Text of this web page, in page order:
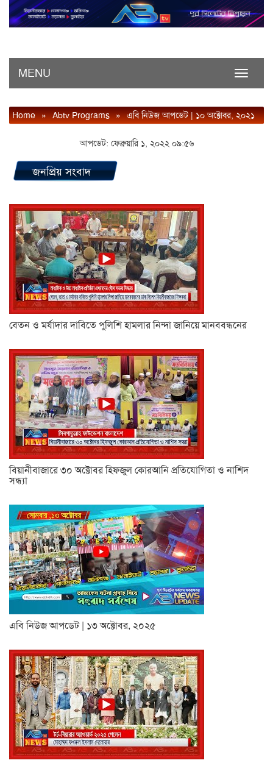
Toggle
MENU
Home » Abtv Programs » এবি নিউজ আপডেট | ১০ অক্টোবর, ২০২১
আপডেট: ফেব্রুয়ারি ১, ২০২২ ০৯:৫৬
জনপ্রিয় সংবাদ
বেতন ও মর্যাদার দাবিতে পুলিশি হামলার নিন্দা জানিয়ে মানববন্ধনের
বিয়ানীবাজারে ৩০ অক্টোবর হিফজুল কোরআনি প্রতিযোগিতা ও নাশিদ
সন্ধ্যা
এবি নিউজ আপডেট | ১৩ অক্টোবর, ২০২৫